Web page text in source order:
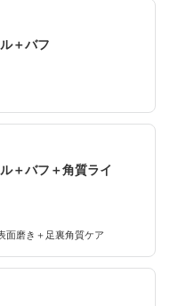
＋バフ
＋バフ＋角質ライ
面磨き＋足裏角質ケア